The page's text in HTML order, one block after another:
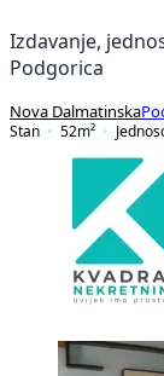
Izdavanje,
Podgorica
Nova Dalmatinska
Stan
52m²